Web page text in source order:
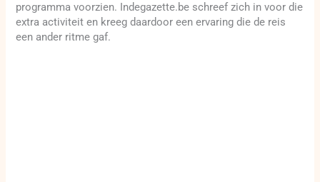
programma voorzien. Indegazette.be schreef zich in voor die
extra activiteit en kreeg daardoor een ervaring die de reis
een ander ritme gaf.